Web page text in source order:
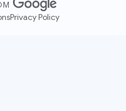
Privacy Policy